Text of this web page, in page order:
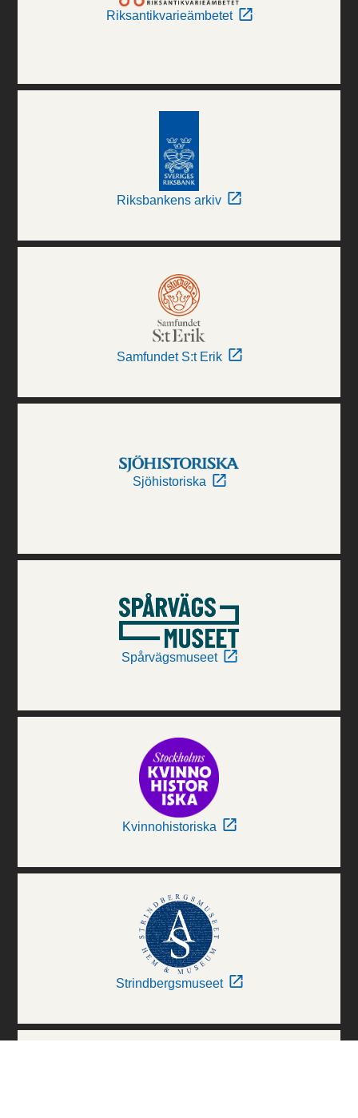
Riksantikvarieämbetet
Riksbankens arkiv
Samfundet S:t Erik
Sjöhistoriska
Spårvägsmuseet
Kvinnohistoriska
Strindbergsmuseet